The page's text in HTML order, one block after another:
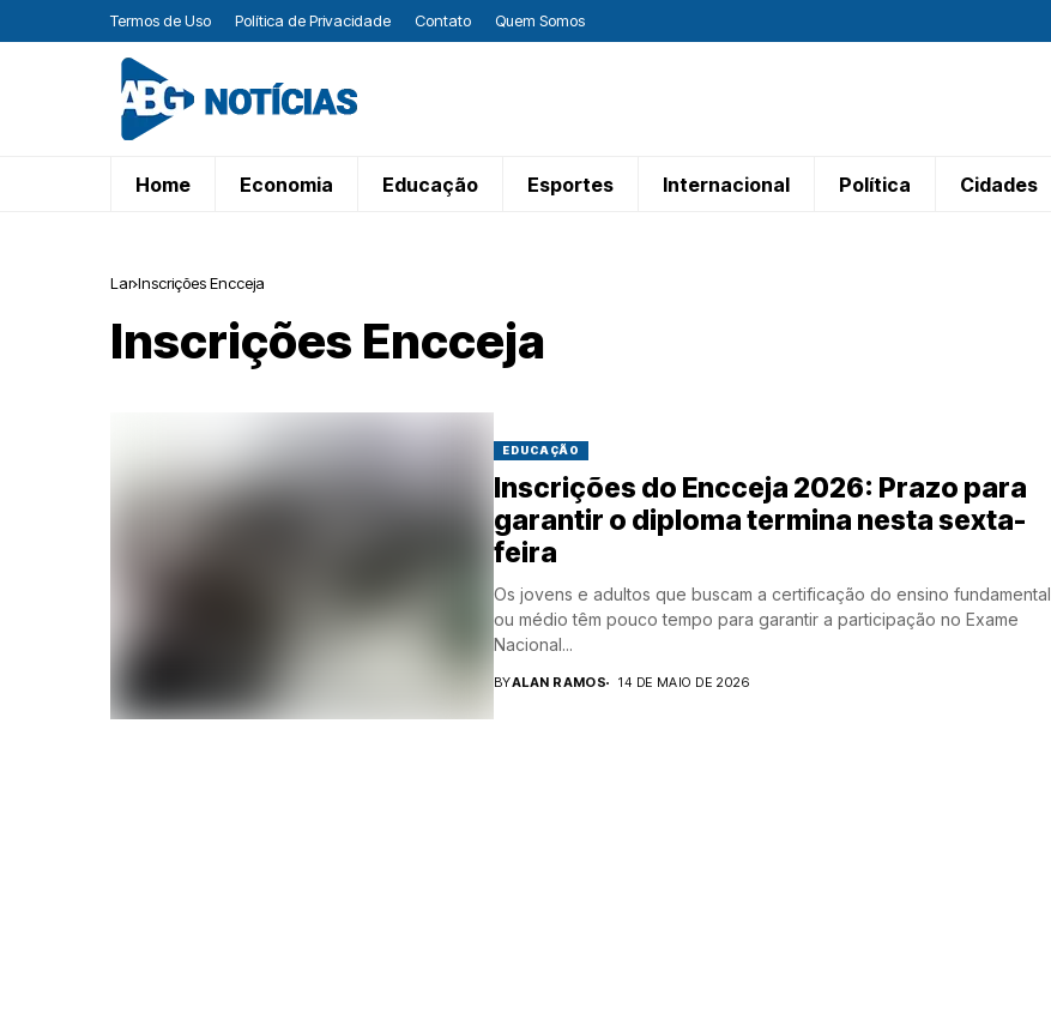
Termos de Uso Política de Privacidade Contato Quem Somos
Home Economia Educação Esportes Internacional Política Cidades
Lar Inscrições Encceja
Inscrições Encceja
EDUCAÇÃO
Inscrições do Encceja 2026: Prazo para
garantir o diploma termina nesta sexta-
feira
Os jovens e adultos que buscam a certificação do ensino fundamental
ou médio têm pouco tempo para garantir a participação no Exame
Nacional...
BYALAN RAMOS 14 DE MAIO DE 2026